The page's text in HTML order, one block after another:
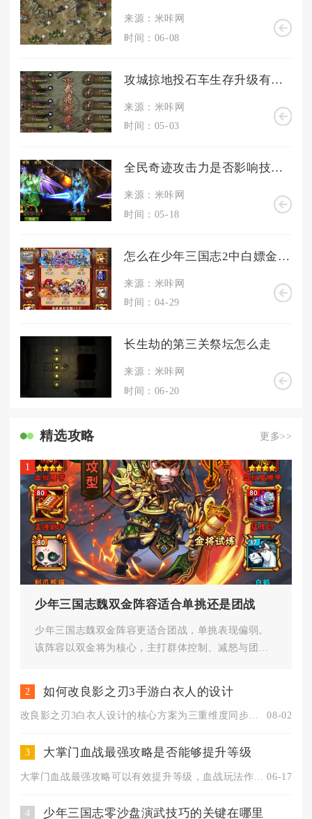
来源：米咔网
时间：06-08
攻城掠地投石车生存升级有哪些关键因素
来源：米咔网
时间：05-03
全民奇迹攻击力是否影响技能的威力
来源：米咔网
时间：05-18
怎么在少年三国志2中白嫖金神兵
来源：米咔网
时间：04-29
长生劫的第三关祭坛怎么走
来源：米咔网
时间：06-20
精选攻略 更多>>
1
少年三国志魏双金阵容适合单挑还是团战
少年三国志魏双金阵容更适合团战，单挑表现偏弱。
该阵容以双金将为核心，主打群体控制、减怒与团队
2 如何改良影之刃3手游白衣人的设计
改良影之刃3白衣人设计的核心方案为三重维度同步优化，分别调整... 08-02
3 大掌门血战最强攻略是否能够提升等级
06-17
4 少年三国志零沙盘演武技巧的关键在哪里